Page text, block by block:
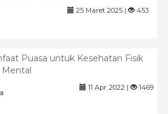
25 Maret 2025 | 453
Puasa untuk Kesehatan Fisik
Mental
11 Apr 2022 | 1469